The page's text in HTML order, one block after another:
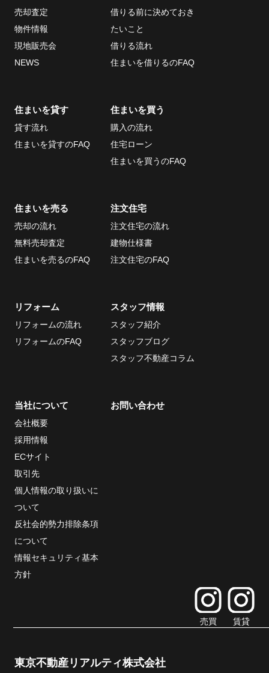
売却査定
物件情報
現地販売会
NEWS
借りる前に決めておき
たいこと
借りる流れ
住まいを借りるのFAQ
住まいを貸す
貸す流れ
住まいを貸すのFAQ
住まいを買う
購入の流れ
住宅ローン
住まいを買うのFAQ
住まいを売る
売却の流れ
無料売却査定
住まいを売るのFAQ
注文住宅
注文住宅の流れ
建物仕様書
注文住宅のFAQ
リフォーム
リフォームの流れ
リフォームのFAQ
スタッフ情報
スタッフ紹介
スタッフブログ
スタッフ不動産コラム
当社について
会社概要
採用情報
ECサイト
取引先
個人情報の取り扱いに
ついて
反社会的勢力排除条項
について
情報セキュリティ基本
方針
お問い合わせ
売買 賃貸
東京不動産リアルティ株式会社